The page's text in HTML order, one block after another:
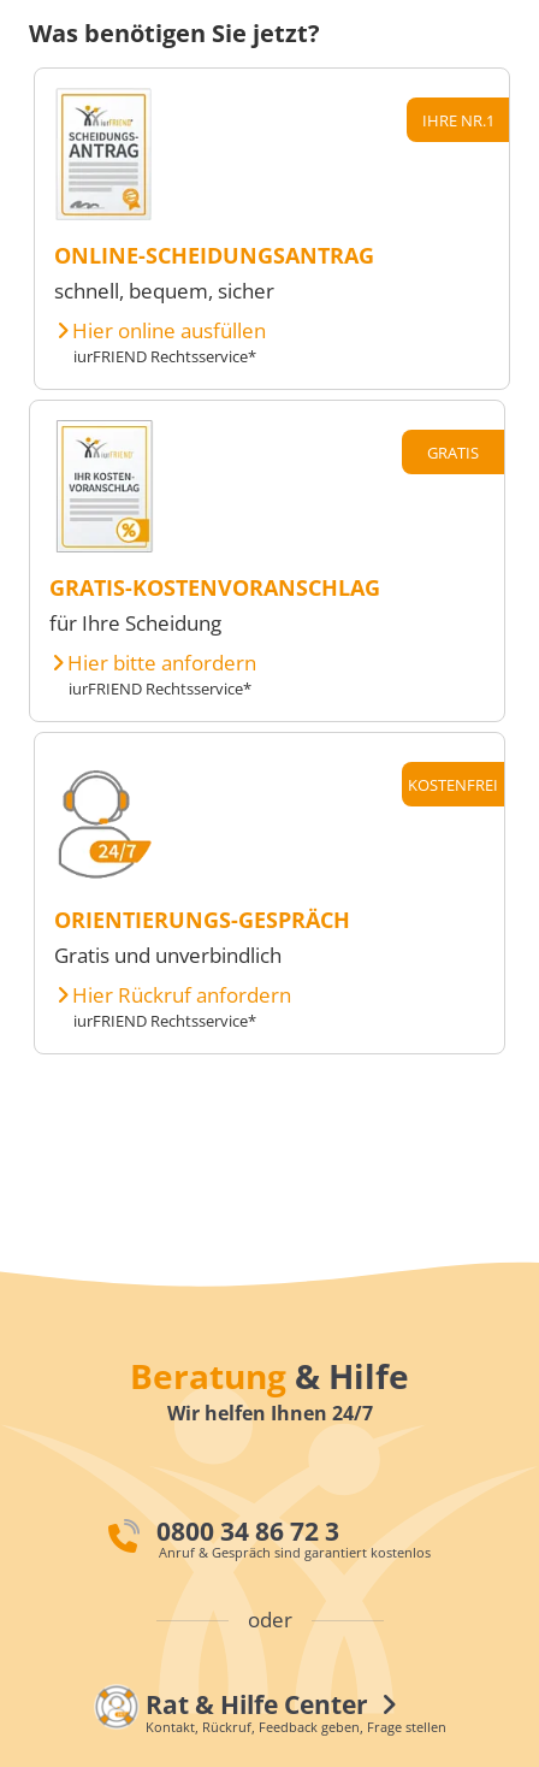
Was benötigen Sie jetzt?
IHRE NR.1
ONLINE-SCHEIDUNGSANTRAG
schnell, bequem, sicher
Hier online ausfüllen
iurFRIEND Rechtsservice*
GRATIS
GRATIS-KOSTENVORANSCHLAG
für Ihre Scheidung
Hier bitte anfordern
iurFRIEND Rechtsservice*
KOSTENFREI
ORIENTIERUNGS-GESPRÄCH
Gratis und unverbindlich
Hier Rückruf anfordern
iurFRIEND Rechtsservice*
Beratung & Hilfe
Wir helfen Ihnen 24/7
0800 34 86 72 3
Anruf & Gespräch sind garantiert kostenlos
oder
Rat & Hilfe Center
Kontakt, Rückruf, Feedback geben, Frage stellen